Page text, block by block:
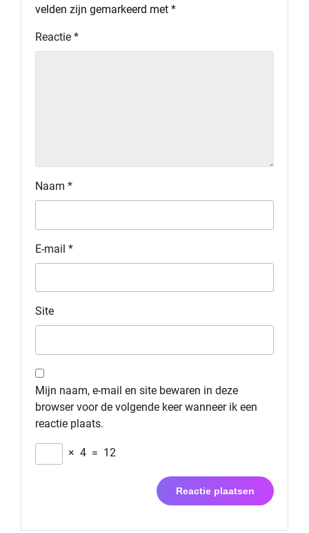
velden zijn gemarkeerd met *
Reactie *
Naam *
E-mail *
Site
Mijn naam, e-mail en site bewaren in deze
browser voor de volgende keer wanneer ik een
reactie plaats.
× 4 = 12